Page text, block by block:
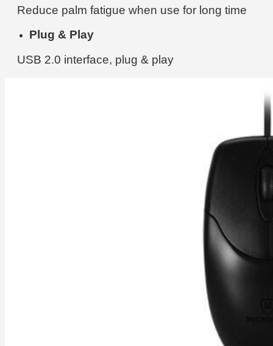
Reduce palm fatigue when use for long time
Plug & Play
USB 2.0 interface, plug & play